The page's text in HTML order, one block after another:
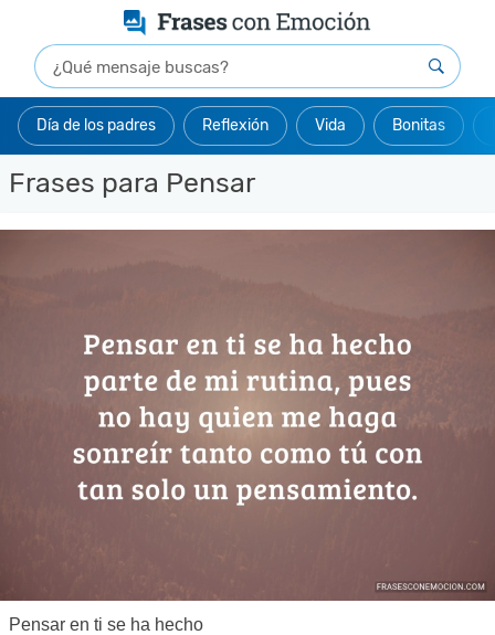
Día de los padres Reflexión Vida Bonitas
Frases para Pensar
Pensar en ti se ha hecho